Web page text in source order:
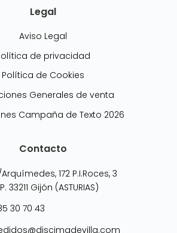
Legal
Aviso Legal
de privacidad
Política de Cookies
Generales de venta
Campaña de Texto 2026
Contacto
172 P.I.Roces, 3
33211 Gijón (ASTURIAS)
30 70 43